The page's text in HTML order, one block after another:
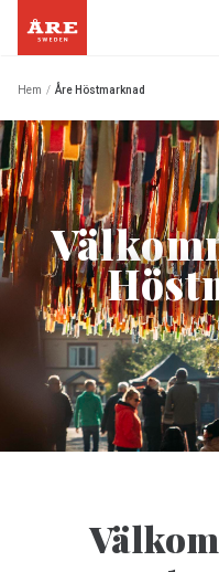
Hem / Åre Höstmarknad